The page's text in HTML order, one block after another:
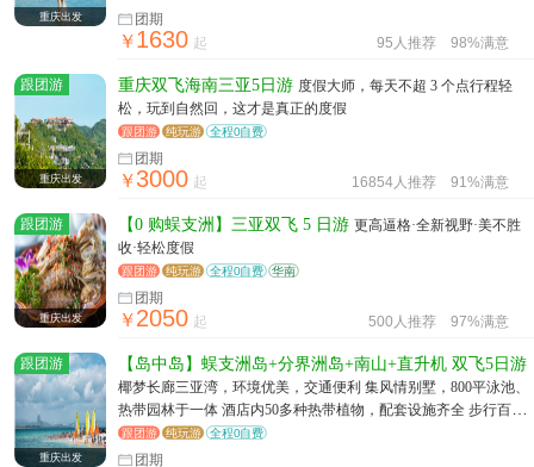
重庆出发 团期
￥1630 起 95人推荐 98%满意
跟团游
重庆出发
重庆双飞海南三亚5日游 度假大师，每天不超 3 个点行程轻
松，玩到自然回，这才是真正的度假
跟团游 纯玩游 全程0自费
团期
￥3000 起 16854人推荐 91%满意
跟团游
重庆出发
【0 购蜈支洲】三亚双飞 5 日游 更高逼格·全新视野·美不胜
收·轻松度假
跟团游 纯玩游 全程0自费 华南
团期
￥2050 起 500人推荐 97%满意
跟团游
重庆出发
【岛中岛】蜈支洲岛+分界洲岛+南山+直升机 双飞5日游
椰梦长廊三亚湾，环境优美，交通便利 集风情别墅，800平泳池、
热带园林于一体 酒店内50多种热带植物，配套设施齐全 步行百米
即可与蔚蓝大海零距离拥抱 踩在柔软沙滩，欣赏日出日落，尽享
椰林碧海
跟团游 纯玩游 全程0自费
团期